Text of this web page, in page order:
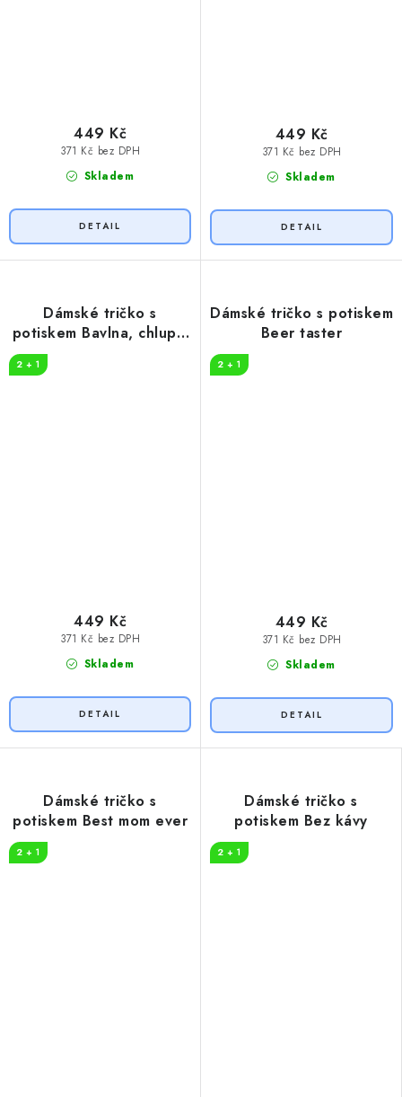
Skladem
371 Kč bez DPH
449 Kč
Skladem
371 Kč bez DPH
449 Kč
Dámské tričko s
potiskem Bavlna, chlupy,
2 + 1
Skladem
371 Kč bez DPH
449 Kč
Dámské tričko s potiskem
Beer taster
2 + 1
Skladem
371 Kč bez DPH
449 Kč
Dámské tričko s
potiskem Best mom ever
2 + 1
Dámské tričko s
potiskem Bez kávy
2 + 1